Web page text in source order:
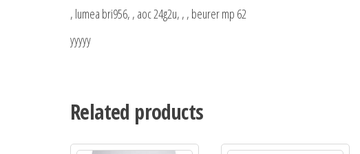
, lumea bri956, , aoc 24g2u, , , beurer mp 62
yyyyy
Related products